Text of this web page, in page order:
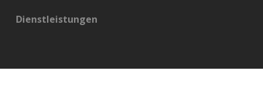
Dienstleistungen